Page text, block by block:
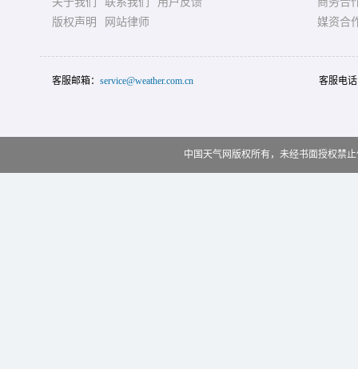
版权声明
网站律师
媒资合
客服邮箱： service@weather.com.cn 客服电
中国天气网版权所有，未经书面授权